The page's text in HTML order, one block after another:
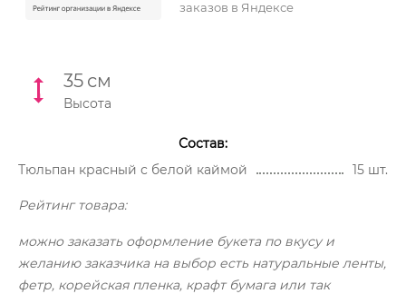
заказов в Яндексе
35 см
Высота
Состав:
Тюльпан красный с белой каймой
15 шт.
Рейтинг товара:
можно заказать оформление букета по вкусу и
желанию заказчика на выбор есть натуральные ленты,
фетр, корейская пленка, крафт бумага или так